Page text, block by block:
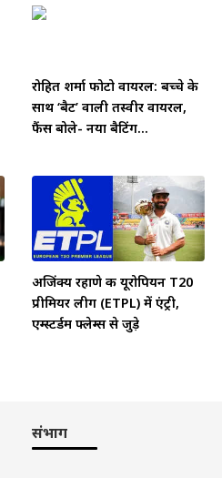
रोहित शर्मा फोटो वायरल: बच्चे के
साथ ‘बैट’ वाली तस्वीर वायरल,
फैंस बोले- नया बैटिंग...
अजिंक्य रहाणे की यूरोपियन T20
प्रीमियर लीग (ETPL) में एंट्री,
एम्स्टर्डम फ्लेम्स से जुड़े
संभाग